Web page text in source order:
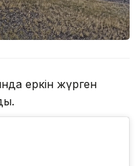
еркін жүрген